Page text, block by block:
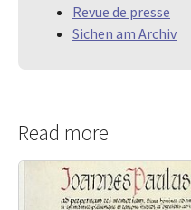
Revue de presse
Sichen am Archiv
Read more